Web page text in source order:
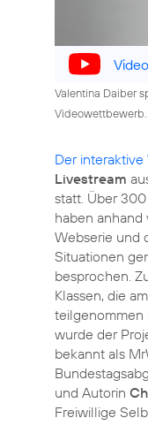
Valentina Daiber
Videowettbewerb.
Der
Livestream
statt. Über
haben anhand
Webserie und
Situationen
besprochen.
Klassen, die
teilgenommen
wurde der
bekannt als
und Autorin
Freiwillige